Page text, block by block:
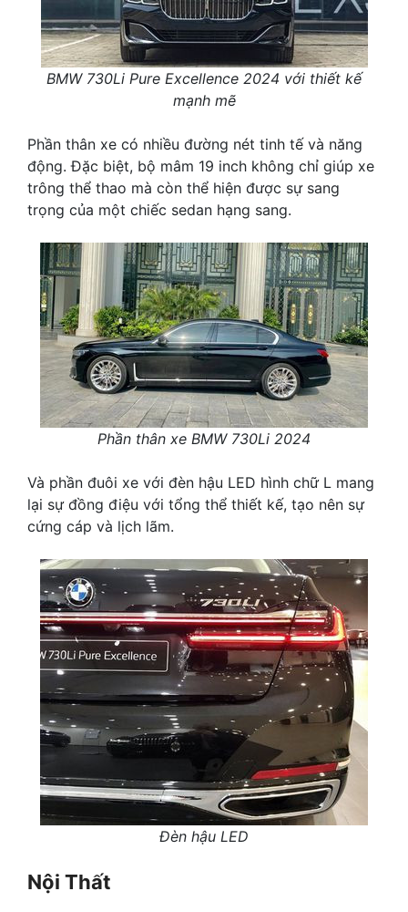
BMW 730Li Pure Excellence 2024 với thiết kế
mạnh mẽ
Phần thân xe có nhiều đường nét tinh tế và năng
động. Đặc biệt, bộ mâm 19 inch không chỉ giúp xe
trông thể thao mà còn thể hiện được sự sang
trọng của một chiếc sedan hạng sang.
Phần thân xe BMW 730Li 2024
Và phần đuôi xe với đèn hậu LED hình chữ L mang
lại sự đồng điệu với tổng thể thiết kế, tạo nên sự
cứng cáp và lịch lãm.
Đèn hậu LED
Nội Thất